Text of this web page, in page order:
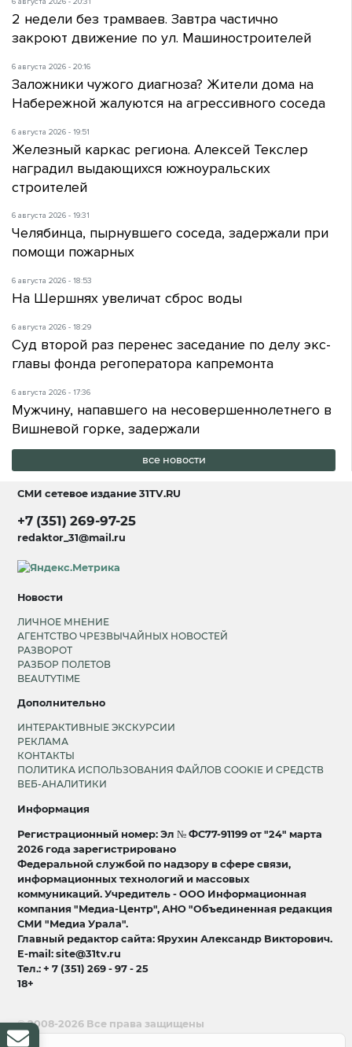
2 недели без трамваев. Завтра частично
закроют движение по ул. Машиностроителей
6 августа 2026 - 20:16
Заложники чужого диагноза? Жители дома на
Набережной жалуются на агрессивного соседа
6 августа 2026 - 19:51
Железный каркас региона. Алексей Текслер
наградил выдающихся южноуральских
строителей
6 августа 2026 - 19:31
Челябинца, пырнувшего соседа, задержали при
помощи пожарных
6 августа 2026 - 18:53
На Шершнях увеличат сброс воды
6 августа 2026 - 18:29
Суд второй раз перенес заседание по делу экс-
главы фонда регоператора капремонта
6 августа 2026 - 17:36
Мужчину, напавшего на несовершеннолетнего в
Вишневой горке, задержали
все новости
СМИ сетевое издание31TV.RU
+7 (351) 269-97-25
redaktor_31@mail.ru
Новости
ЛИЧНОЕ МНЕНИЕ
АГЕНТСТВО ЧРЕЗВЫЧАЙНЫХ НОВОСТЕЙ
РАЗВОРОТ
РАЗБОР ПОЛЕТОВ
BEAUTYTIME
Дополнительно
ИНТЕРАКТИВНЫЕ ЭКСКУРСИИ
РЕКЛАМА
КОНТАКТЫ
ПОЛИТИКА ИСПОЛЬЗОВАНИЯ ФАЙЛОВ COOKIE И СРЕДСТВ
ВЕБ-АНАЛИТИКИ
Информация
Регистрационный номер: Эл № ФС77-91199 от "24" марта
2026 года зарегистрировано
Федеральной службой по надзору в сфере связи,
информационных технологий и массовых
коммуникаций. Учредитель - ООО Информационная
компания "Медиа-Центр", АНО "Объединенная редакция
СМИ "Медиа Урала".
Главный редактор сайта: Ярухин Александр Викторович.
E-mail: site@31tv.ru
Тел.: + 7 (351) 269 - 97 - 25
18+
© 2008-2026 Все права защищены
разработка и продвижение: